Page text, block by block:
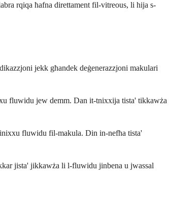
rqiqa ħafna direttament fil-vitreous, li hija s-
jekk għandek deġenerazzjoni makulari
fluwidu jew demm. Dan it-tnixxija tista' tikkawża
fluwidu fil-makula. Din in-nefħa tista'
jista' jikkawża li l-fluwidu jinbena u jwassal